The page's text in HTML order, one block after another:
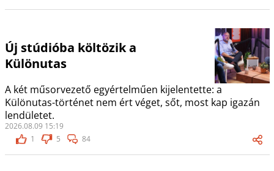
Új stúdióba költözik a
Különutas
A két műsorvezető egyértelműen kijelentette: a
Különutas-történet nem ért véget, sőt, most kap igazán
lendületet.
2026.08.09 15:19
1
5 84